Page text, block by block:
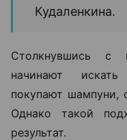
Кудаленкина.
Столкнувшись с
начинают
покупают шампуни,
Однако такой
результат.